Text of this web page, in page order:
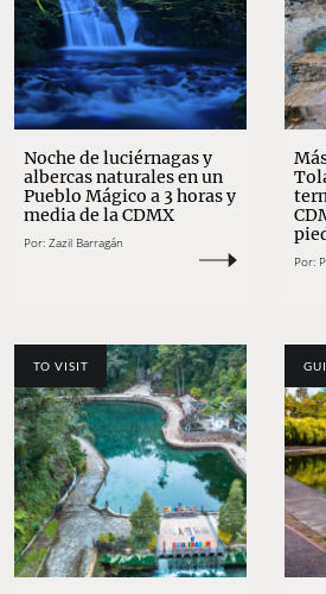
Noche de luciérnagas y
albercas naturales en un
Pueblo Mágico a 3 horas y
media de la CDMX
Por: Zazil Barragán
Por:
TO VISIT